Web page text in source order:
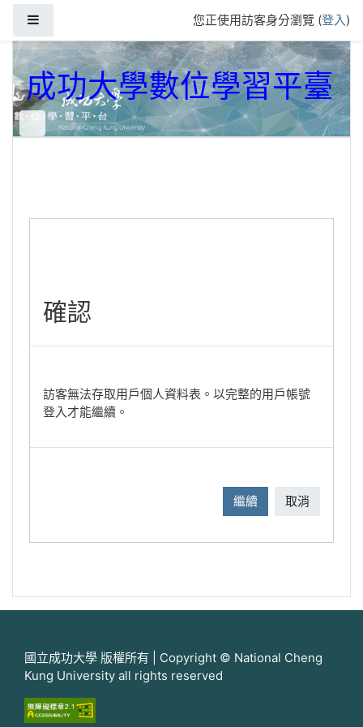
您正使用訪客身分瀏覽 (登入)
成功大學數位學習平臺
確認
訪客無法存取用戶個人資料表。以完整的用戶帳號
登入才能繼續。
繼續 取消
國立成功大學 版權所有 | Copyright © National Cheng
Kung University all rights reserved